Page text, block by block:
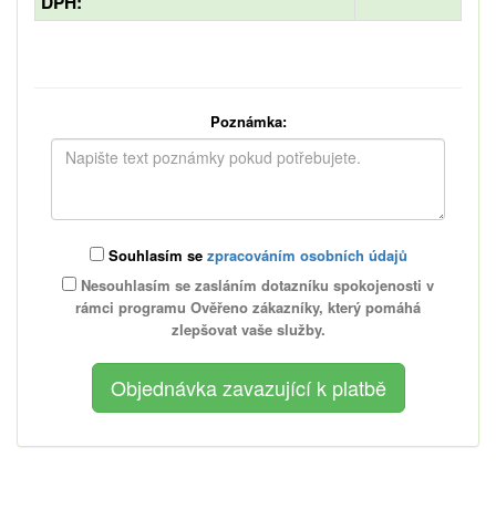
Poznámka:
Souhlasím se zpracováním osobních údajů
Nesouhlasím se zasláním dotazníku spokojenosti v
rámci programu Ověřeno zákazníky, který pomáhá
zlepšovat vaše služby.